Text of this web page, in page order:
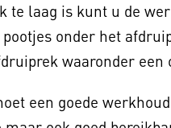
te laag is kunt u de
onder het
waaronder een
een goede